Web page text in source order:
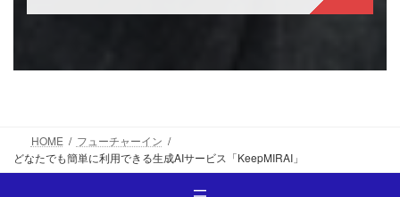
HOME
フューチャーイン
どなたでも簡単に利用できる生成AIサービス「KeepMIRAI」